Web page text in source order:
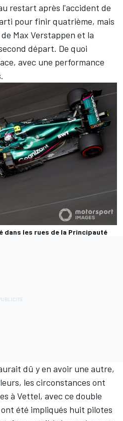
restart après l'accident de
pour finir quatrième, mais
Max Verstappen et la
départ. De quoi
avec une performance
les rues de la Principauté
dû y en avoir une autre,
les circonstances ont
à Vettel, avec ce double
été impliqués huit pilotes